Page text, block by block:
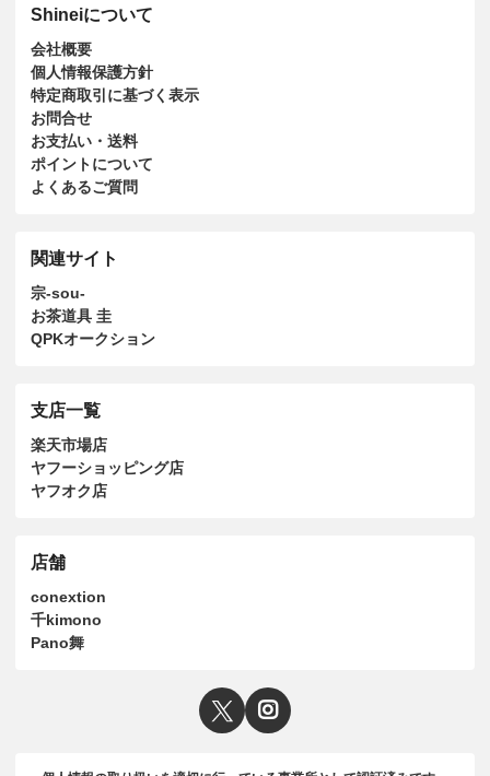
Shineiについて
会社概要
個人情報保護方針
特定商取引に基づく表示
お問合せ
お支払い・送料
ポイントについて
よくあるご質問
関連サイト
宗-sou-
お茶道具 圭
QPKオークション
支店一覧
楽天市場店
ヤフーショッピング店
ヤフオク店
店舗
conextion
千kimono
Pano舞